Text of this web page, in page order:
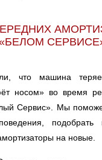
что машина
носом» во время
Сервис». Мы
на новые.